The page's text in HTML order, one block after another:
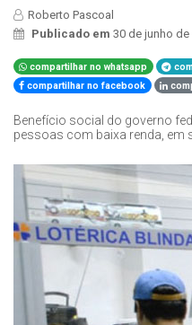
Roberto Pascoal
Publicado em 30 de junho de
compartilhar no whatsapp
compartilhar no facebook
Benefício social do governo
pessoas com baixa renda, em